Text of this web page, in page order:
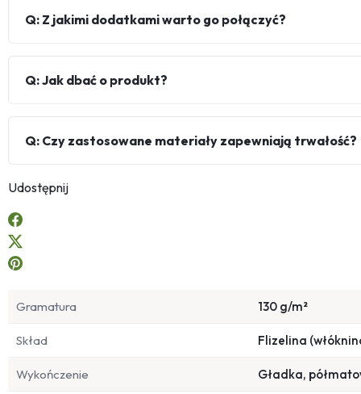
Q: Z jakimi dodatkami warto go połączyć?
Q: Jak dbać o produkt?
Q: Czy zastosowane materiały zapewniają trwałość?
Udostępnij
Gramatura 130 g/m²
Skład Flizelina
Wykończenie Gładka,